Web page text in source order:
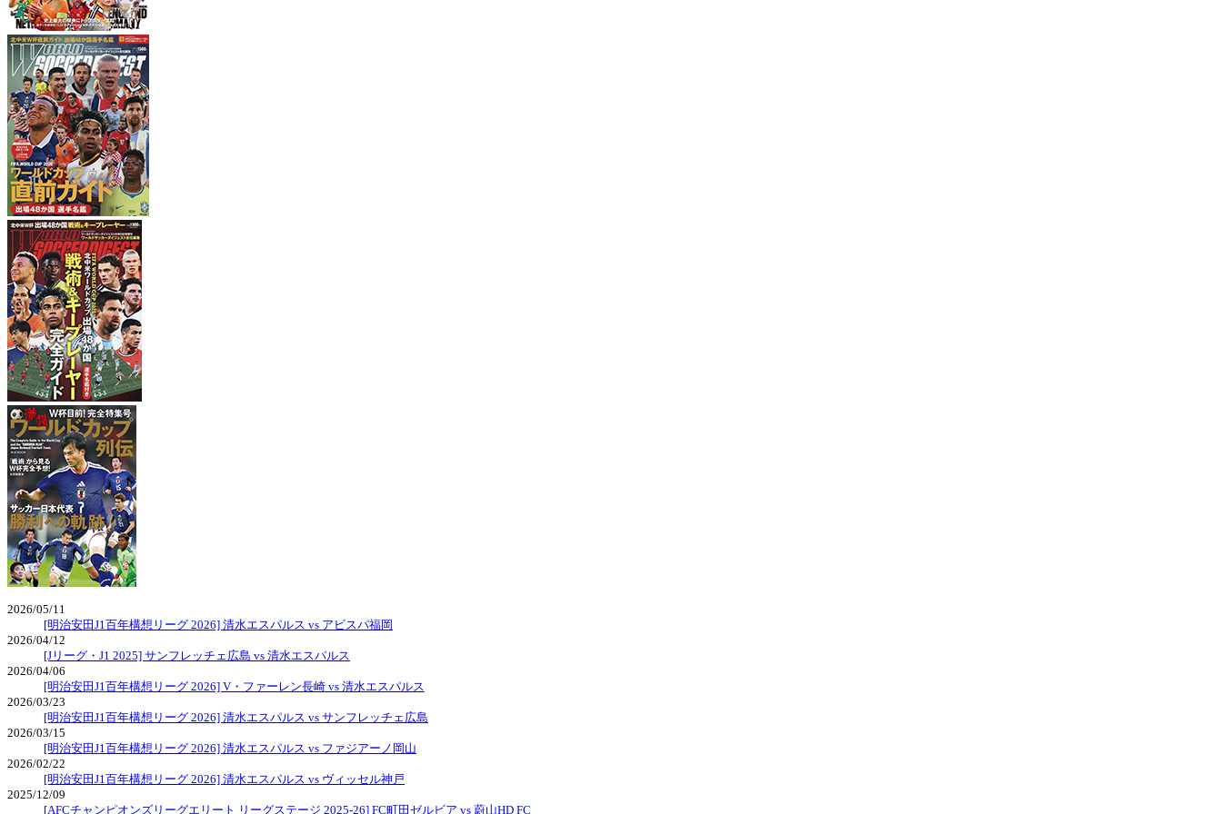
2026/05/11
[明治安田J1百年構想リーグ 2026] 清水エスパルス vs アビスパ福岡
2026/04/12
[Jリーグ・J1 2025] サンフレッチェ広島 vs 清水エスパルス
2026/04/06
[明治安田J1百年構想リーグ 2026] V・ファーレン長崎 vs 清水エスパルス
2026/03/23
[明治安田J1百年構想リーグ 2026] 清水エスパルス vs サンフレッチェ広島
2026/03/15
[明治安田J1百年構想リーグ 2026] 清水エスパルス vs ファジアーノ岡山
2026/02/22
[明治安田J1百年構想リーグ 2026] 清水エスパルス vs ヴィッセル神戸
2025/12/09
[AFCチャンピオンズリーグエリート リーグステージ 2025-26] FC町田ゼルビア vs 蔚山HD FC